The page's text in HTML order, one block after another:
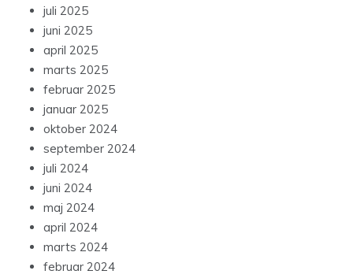
juli 2025
juni 2025
april 2025
marts 2025
februar 2025
januar 2025
oktober 2024
september 2024
juli 2024
juni 2024
maj 2024
april 2024
marts 2024
februar 2024